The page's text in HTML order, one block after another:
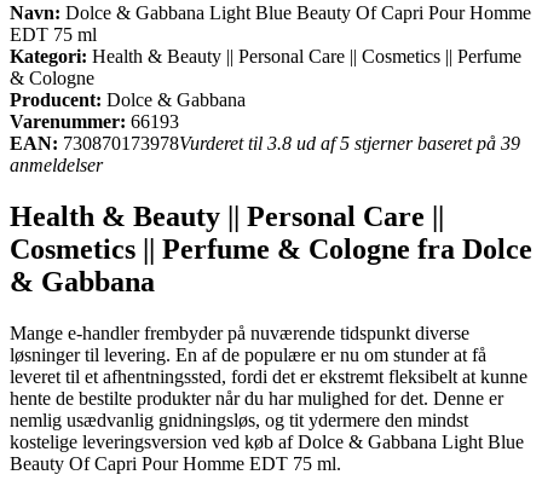
Navn: Dolce & Gabbana Light Blue Beauty Of Capri Pour Homme
EDT 75 ml
Kategori: Health & Beauty || Personal Care || Cosmetics || Perfume
& Cologne
Producent: Dolce & Gabbana
Varenummer: 66193
EAN: 730870173978Vurderet til 3.8 ud af 5 stjerner baseret på 39
anmeldelser
Health & Beauty || Personal Care ||
Cosmetics || Perfume & Cologne fra Dolce
& Gabbana
Mange e-handler frembyder på nuværende tidspunkt diverse
løsninger til levering. En af de populære er nu om stunder at få
leveret til et afhentningssted, fordi det er ekstremt fleksibelt at kunne
hente de bestilte produkter når du har mulighed for det. Denne er
nemlig usædvanlig gnidningsløs, og tit ydermere den mindst
kostelige leveringsversion ved køb af Dolce & Gabbana Light Blue
Beauty Of Capri Pour Homme EDT 75 ml.